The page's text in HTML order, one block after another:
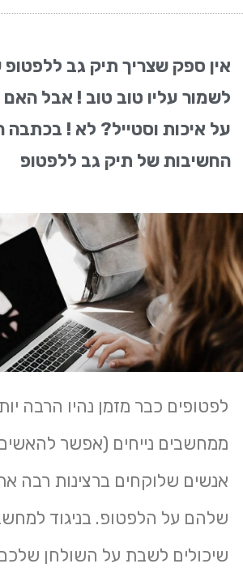
אין ספק שצריך תיק גב
לשמור עליו טוב טוב ! אבל
על איכות וסטייל? לא ! בכתבה
החשיבות של תיק גב ללפטופ
לפטופים כבר מזמן נהיו הרבה
ממחשבים נייחים (אפשר
אנשים שלוקחים ברצינות רבה
שלהם על הלפטופ. בניגוד
שיכולים לשבת על השולחן שלכם